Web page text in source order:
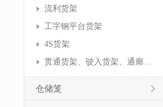
流利货架
工字钢平台货架
4S货架
贯通货架、驶入货架、通廊货架
仓储笼